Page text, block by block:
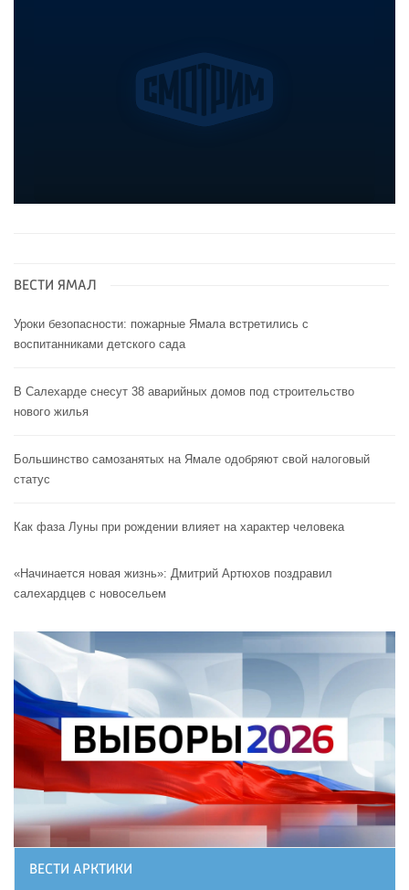
ВЕСТИ ЯМАЛ
Уроки безопасности: пожарные Ямала встретились с
воспитанниками детского сада
В Салехарде снесут 38 аварийных домов под строительство
нового жилья
Большинство самозанятых на Ямале одобряют свой налоговый
статус
Как фаза Луны при рождении влияет на характер человека
«Начинается новая жизнь»: Дмитрий Артюхов поздравил
салехардцев с новосельем
ВЕСТИ АРКТИКИ